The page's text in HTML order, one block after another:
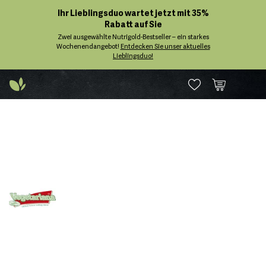
Ihr Lieblingsduo wartet jetzt mit 35%
Rabatt auf Sie
Zwei ausgewählte Nutrigold-Bestseller – ein starkes
Wochenendangebot! Entdecken Sie unser aktuelles
Lieblingsduo!